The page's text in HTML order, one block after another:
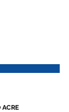
ACRE